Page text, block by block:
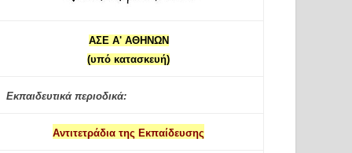
ΑΣΕ Α' ΑΘΗΝΩΝ
(υπό κατασκευή)
Εκπαιδευτικά περιοδικά:
Αντιτετράδια της Εκπαίδευσης